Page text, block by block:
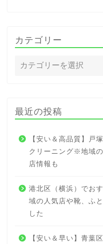
カテゴリー
最近の投稿
【安い＆高品質】戸
クリーニング※地域
店情報も
港北区（横浜）でお
域の人気店や靴、ふ
した
【安い＆早い】青葉